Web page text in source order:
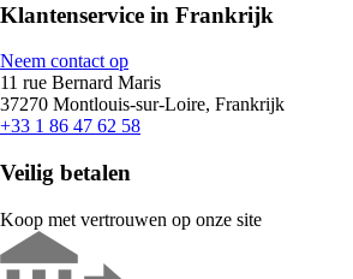
Klantenservice in Frankrijk
Neem contact op
11 rue Bernard Maris
37270 Montlouis-sur-Loire, Frankrijk
+33 1 86 47 62 58
Veilig betalen
Koop met vertrouwen op onze site